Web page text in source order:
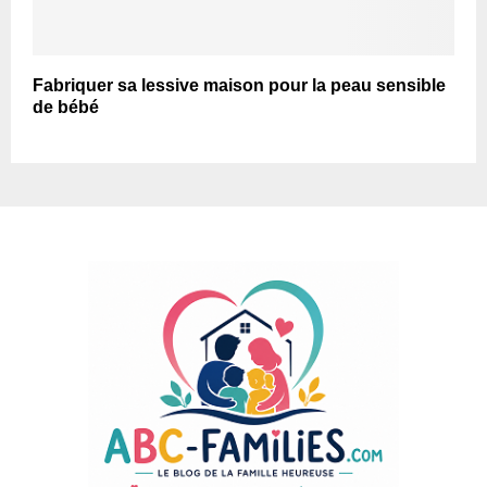
Fabriquer sa lessive maison pour la peau sensible
de bébé